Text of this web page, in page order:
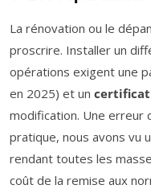
La rénovation ou le
proscrire. Installer un
opérations exigent une
en 2025) et un certificat
modification. Une erreur
pratique, nous avons vu
rendant toutes les
coût de la remise aux